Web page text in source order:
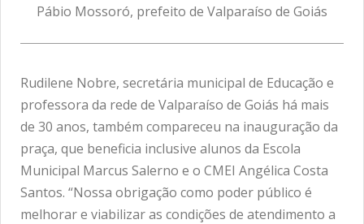
Pábio Mossoró, prefeito de Valparaíso de Goiás
Rudilene Nobre, secretária municipal de Educação e
professora da rede de Valparaíso de Goiás há mais
de 30 anos, também compareceu na inauguração da
praça, que beneficia inclusive alunos da Escola
Municipal Marcus Salerno e o CMEI Angélica Costa
Santos. “Nossa obrigação como poder público é
melhorar e viabilizar as condições de atendimento a